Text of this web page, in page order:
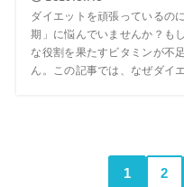
ダイエットを頑張っているの
期」に悩んでいませんか？も
な役割を果たすビタミンが不
ん。この記事では、なぜダイ
1 2